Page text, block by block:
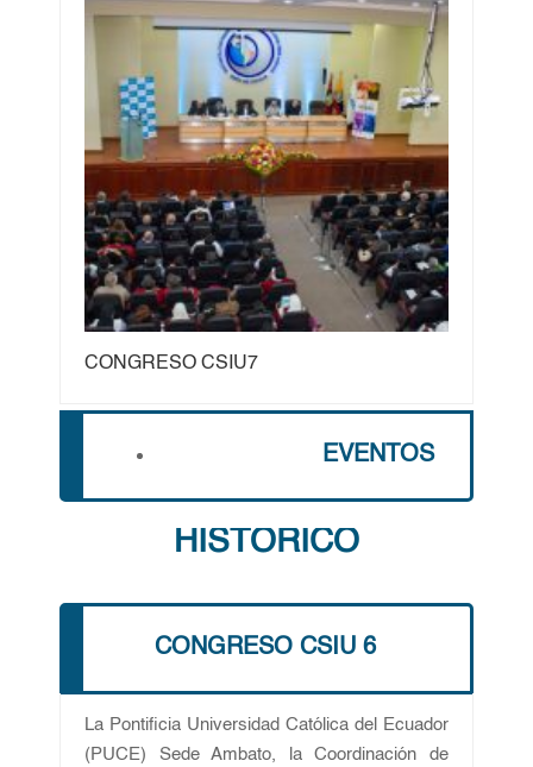
CONGRESO CSIU7
EVENTOS
HISTÓRICO
CONGRESO CSIU 6
La Pontificia Universidad Católica del Ecuador
(PUCE) Sede Ambato, la Coordinación de